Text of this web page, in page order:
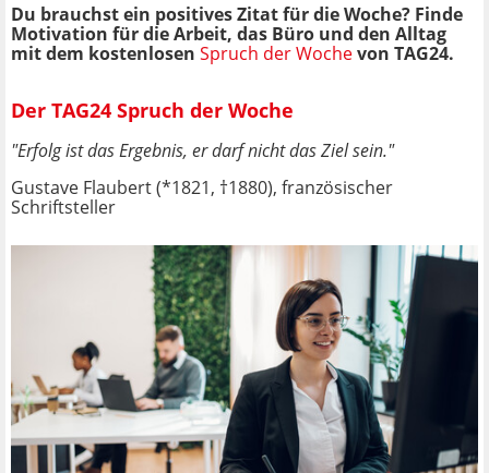
Du brauchst ein positives Zitat für die Woche? Finde
Motivation für die Arbeit, das Büro und den Alltag
mit dem kostenlosen Spruch der Wochevon TAG24.
Der TAG24 Spruch der Woche
"Erfolg ist das Ergebnis, er darf nicht das Ziel sein."
Gustave Flaubert (*1821, †1880), französischer
Schriftsteller